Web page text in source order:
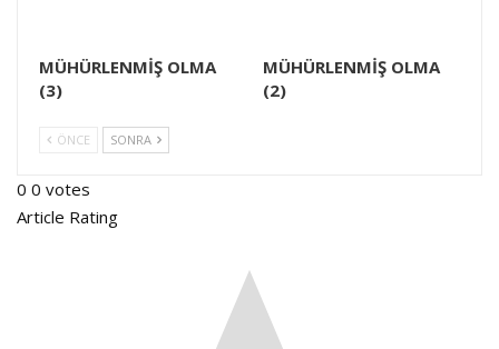
MÜHÜRLENMİŞ OLMA
(3)
MÜHÜRLENMİŞ OLMA
(2)
ÖNCE SONRA
0 0 votes
Article Rating